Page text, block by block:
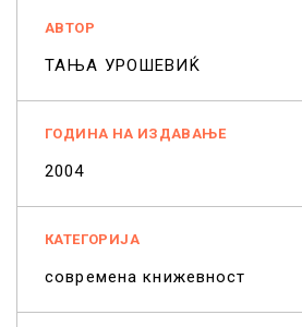
АВТОР
ТАЊА УРОШЕВИЌ
ГОДИНА НА ИЗДАВАЊЕ
2004
КАТЕГОРИЈА
современа книжевност